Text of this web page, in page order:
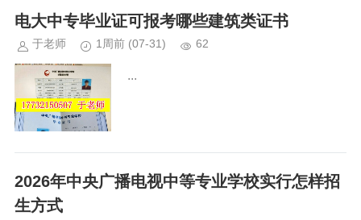
快12个月毕业，国家承认学历官网可
电大中专毕业证可报考哪些建筑类证书
于老师 1周前 (07-31) 62
...
2026年中央广播电视中等专业学校实行怎样招
生方式